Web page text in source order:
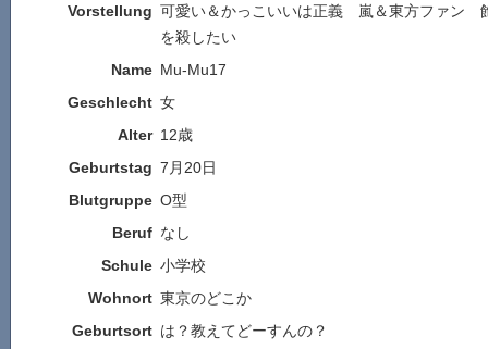
Vorstellung 可愛い＆かっこいいは正義 嵐＆東方ファン
を殺したい
Name Mu-Mu17
Geschlecht 女
Alter 12歳
Geburtstag 7月20日
Blutgruppe O型
Beruf なし
Schule 小学校
Wohnort 東京のどこか
Geburtsort は？教えてどーすんの？